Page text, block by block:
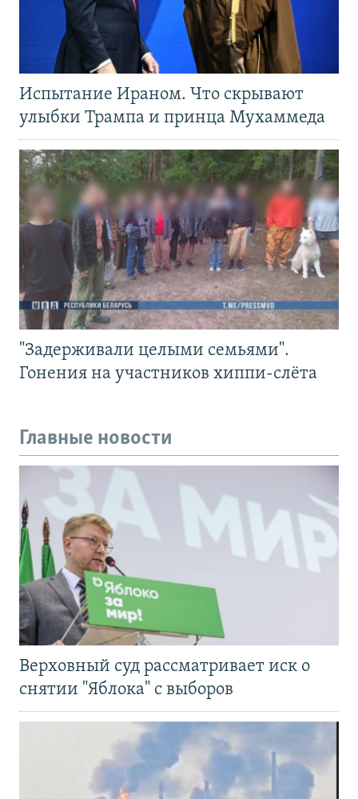
Испытание Ираном. Что скрывают
улыбки Трампа и принца Мухаммеда
"Задерживали целыми семьями".
Гонения на участников хиппи-слёта
Главные новости
Верховный суд рассматривает иск о
снятии "Яблока" с выборов